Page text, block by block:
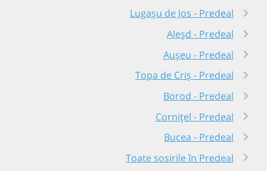
Lugașu de Jos - Predeal
Aleșd - Predeal
Aușeu - Predeal
Topa de Criș - Predeal
Borod - Predeal
Cornițel - Predeal
Bucea - Predeal
Toate sosirile în Predeal